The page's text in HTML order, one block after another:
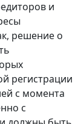
и
решение о
регистрации
с момента
с